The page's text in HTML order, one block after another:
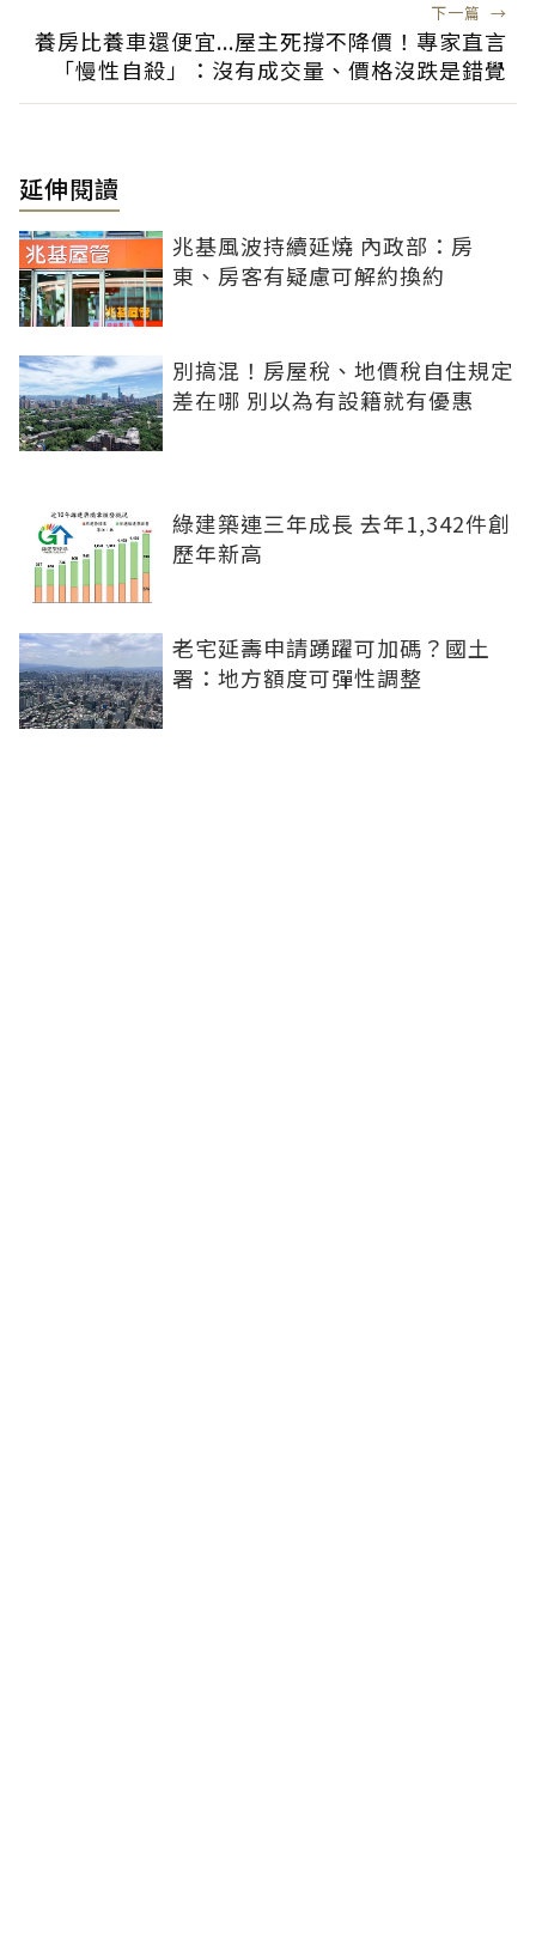
下一篇 →
養房比養車還便宜...屋主死撐不降價！專家直言
「慢性自殺」：沒有成交量、價格沒跌是錯覺
延伸閱讀
兆基風波持續延燒 內政部：房
東、房客有疑慮可解約換約
別搞混！房屋稅、地價稅自住規定
差在哪 別以為有設籍就有優惠
綠建築連三年成長 去年1,342件創
歷年新高
老宅延壽申請踴躍可加碼？國土
署：地方額度可彈性調整